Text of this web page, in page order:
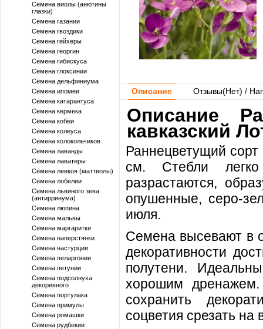
Семена виолы (анютины
глазки)
Семена газании
Семена гвоздики
Семена гейхеры
Семена георгин
Семена гибискуса
Семена глоксинии
Семена дельфиниума
Семена ипомеи
Семена катарантуса
Семена кермека
Семена кобеи
Семена колеуса
Семена колокольчиков
Семена лаванды
Семена лаватеры
Семена левкоя (маттиолы)
Семена лобелии
Семена львиного зева
(антирринума)
Семена люпина
Семена мальвы
Семена маргаритки
Семена наперстянки
Семена настурции
Семена пеларгонии
Семена петунии
Семена подсолнуха
декоривного
Семена портулака
Семена примулы
Семена ромашки
Семена рудбекии
Описание Отзывы(Нет) /
Описание
кавказский
Раннецветущий
см. Стебли
разрастаются,
опушенные, серо-
июля.
Семена высевают в
декоративности
полутени.
хорошим
сохранить
соцветия срезать на